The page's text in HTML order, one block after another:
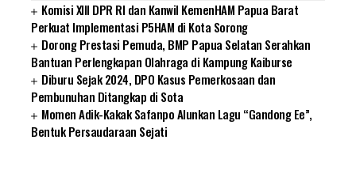
Komisi XIII DPR RI dan Kanwil KemenHAM Papua Barat
Perkuat Implementasi P5HAM di Kota Sorong
Dorong Prestasi Pemuda, BMP Papua Selatan Serahkan
Bantuan Perlengkapan Olahraga di Kampung Kaiburse
Diburu Sejak 2024, DPO Kasus Pemerkosaan dan
Pembunuhan Ditangkap di Sota
Momen Adik-Kakak Safanpo Alunkan Lagu “Gandong Ee”,
Bentuk Persaudaraan Sejati